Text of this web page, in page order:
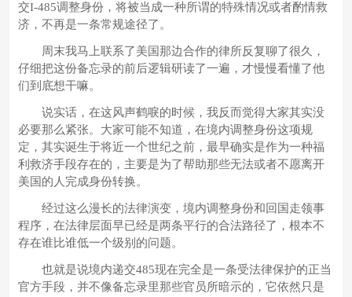
交I-485调整身份，将被当成一种所谓的特殊情况或者酌情救
济，不再是一条常规途径了。
周末我马上联系了美国那边合作的律所反复聊了很久，
仔细把这份备忘录的前后逻辑研读了一遍，才慢慢看懂了他
们到底想干嘛。
说实话，在这风声鹤唳的时候，我反而觉得大家其实没
必要那么紧张。大家可能不知道，在境内调整身份这项规
定，其实诞生于将近一个世纪之前，最早确实是作为一种福
利救济手段存在的，主要是为了帮助那些无法或者不愿离开
美国的人完成身份转换。
经过这么漫长的法律演变，境内调整身份和回国走领事
程序，在法律层面早已经是两条平行的合法路径了，根本不
存在谁比谁低一个级别的问题。
也就是说境内递交485现在完全是一条受法律保护的正当
官方手段，并不像备忘录里那些官员所暗示的，它依然只是